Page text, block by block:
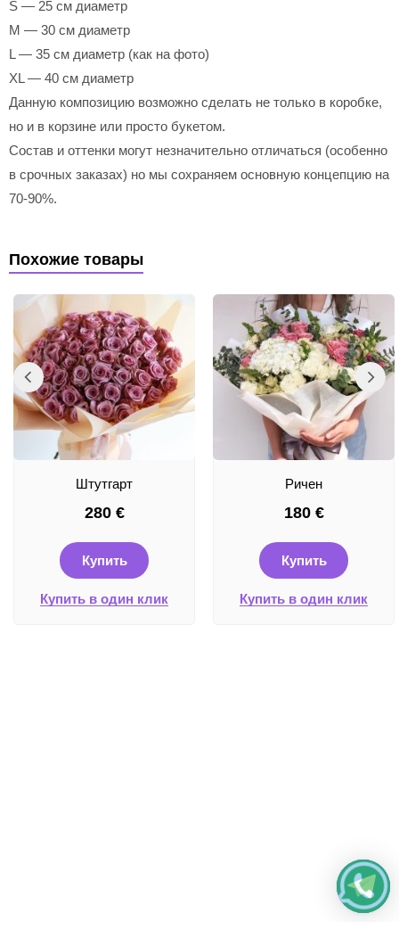
S — 25 см диаметр
M — 30 см диаметр
L — 35 см диаметр (как на фото)
XL — 40 см диаметр
Данную композицию возможно сделать не только в коробке,
но и в корзине или просто букетом.
Состав и оттенки могут незначительно отличаться (особенно
в срочных заказах) но мы сохраняем основную концепцию на
70-90%.
Похожие товары
Штутгарт
280 €
Купить
Купить в один клик
Ричен
180 €
Купить
Купить в один клик